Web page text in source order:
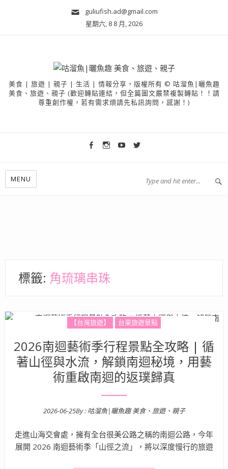
guliufish.ad@gmail.com
星期六, 8 8 月, 2026
美食 | 旅遊 | 親子 | 生活 | 情報分享，版權所有 © 咕溜魚|曬魚趣
美食、旅遊、親子 (歡迎轉貼連結，但全篇圖文嚴禁複製轉貼！！請
尊重創作權，若有需求煩請先私訊詢問，感謝！)
MENU
標籤: 角琉璃串珠
【台灣旅遊】 台東旅遊景點
2026南迴藝術季行程景點全攻略 | 循
著山徑與水流，解鎖南迴秘境，用藝
術重啟南迴的返璞歸真
Posted on
2026-06-25By : 咕溜魚|曬魚趣 美食、旅遊、親子
走進山海交會處，擁有全台很美公路之稱的南迴公路，今年
展開 2026 南迴藝術季「山徑之流」，將以深度慢行的旅遊